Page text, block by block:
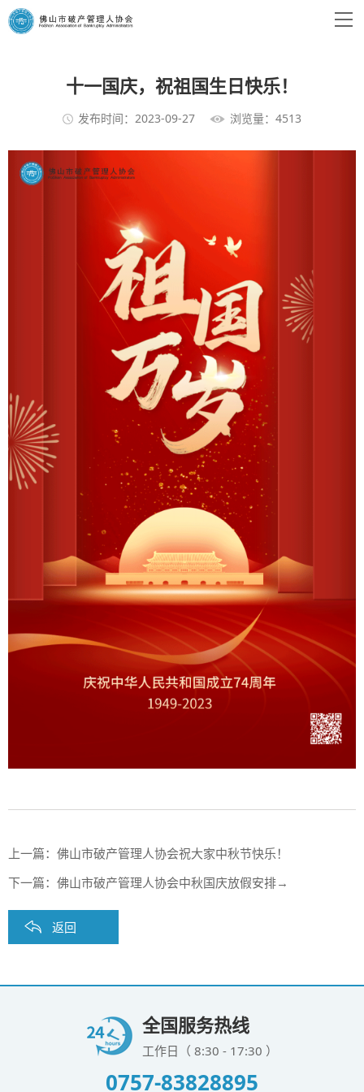
十一国庆，祝祖国生日快乐！
发布时间：2023-09-27 浏览量：4513
上一篇： 佛山市破产管理人协会祝大家中秋节快乐！
下一篇： 佛山市破产管理人协会中秋国庆放假安排→
返回
全国服务热线
工作日（ 8:30 - 17:30 ）
0757-83828895